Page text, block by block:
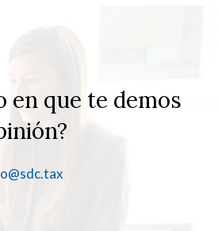
en que te demos